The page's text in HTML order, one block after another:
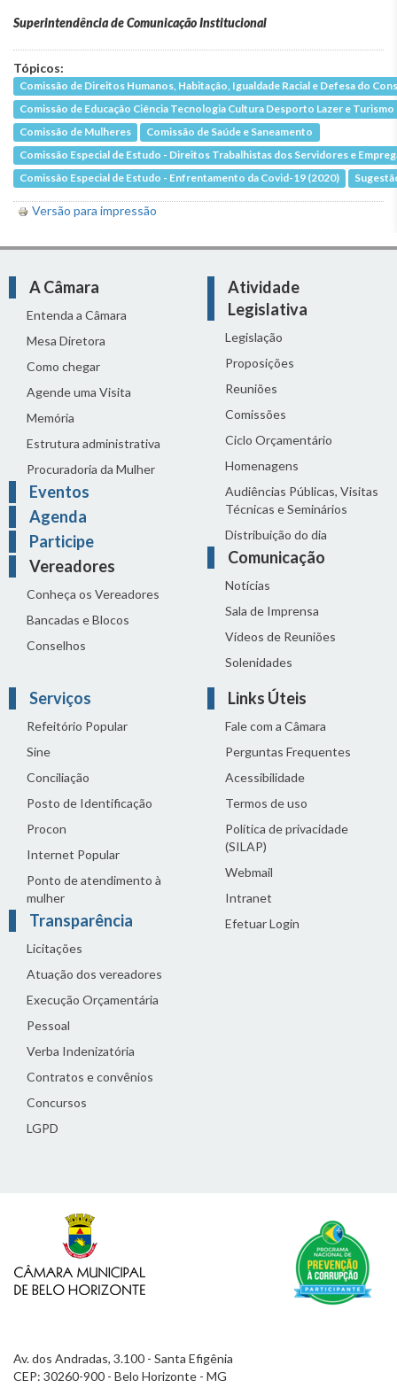
Superintendência de Comunicação Institucional
Tópicos:
Comissão de Direitos Humanos, Habitação, Igualdade Racial e Defesa do
Comissão de Educação Ciência Tecnologia Cultura Desporto Lazer e Turismo
Comissão de Mulheres
Comissão de Saúde e Saneamento
Comissão Especial de Estudo - Direitos Trabalhistas dos Servidores e
Comissão Especial de Estudo - Enfrentamento da Covid-19 (2020)
Versão para impressão
A Câmara
Entenda a Câmara
Mesa Diretora
Como chegar
Agende uma Visita
Memória
Estrutura administrativa
Procuradoria da Mulher
Eventos
Agenda
Participe
Vereadores
Conheça os Vereadores
Bancadas e Blocos
Conselhos
Atividade
Legislativa
Legislação
Proposições
Reuniões
Comissões
Ciclo Orçamentário
Homenagens
Audiências Públicas, Visitas
Técnicas e Seminários
Distribuição do dia
Comunicação
Notícias
Sala de Imprensa
Vídeos de Reuniões
Solenidades
Serviços
Refeitório Popular
Sine
Conciliação
Posto de Identificação
Procon
Internet Popular
Ponto de atendimento à
mulher
Transparência
Licitações
Atuação dos vereadores
Execução Orçamentária
Pessoal
Verba Indenizatória
Contratos e convênios
Concursos
LGPD
Links Úteis
Fale com a Câmara
Perguntas Frequentes
Acessibilidade
Termos de uso
Política de privacidade
(SILAP)
Webmail
Intranet
Efetuar Login
Av. dos Andradas, 3.100 - Santa Efigênia
CEP: 30260-900 - Belo Horizonte - MG